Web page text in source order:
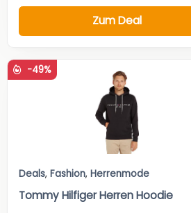
Zum Deal
-49%
Deals, Fashion, Herrenmode
Tommy Hilfiger Herren Hoodie